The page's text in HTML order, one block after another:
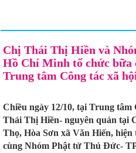
Chị Thái Thị Hiền và
Hồ Chí Minh tổ chức bữa
Trung tâm Công tác xã
Chiều ngày 12/10, tại Trung tâm
Thái Thị Hiền- nguyên quán tại
Thọ, Hòa Sơn xã Văn Hiến,
cùng Nhóm Phật tử Thủ Đức-